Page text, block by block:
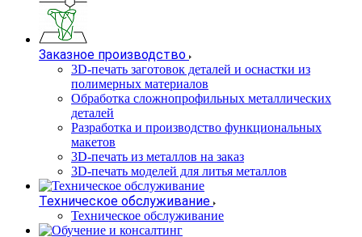
Заказное производство
3D-печать заготовок деталей и оснастки из
полимерных материалов
Обработка сложнопрофильных металлических
деталей
Разработка и производство функциональных
макетов
3D-печать из металлов на заказ
3D-печать моделей для литья металлов
Техническое обслуживание
Техническое обслуживание